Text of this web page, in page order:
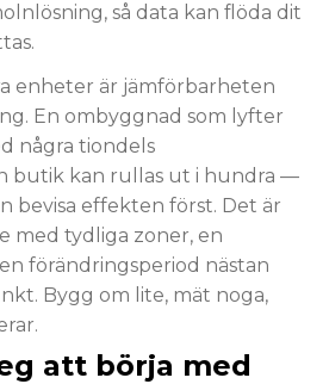
så data kan flöda dit
enheter är jämförbarheten
En ombyggnad som lyfter
några tiondels
butik kan rullas ut i hundra —
bevisa effekten först. Det är
med tydliga zoner, en
förändringsperiod nästan
Bygg om lite, mät noga,
att börja med